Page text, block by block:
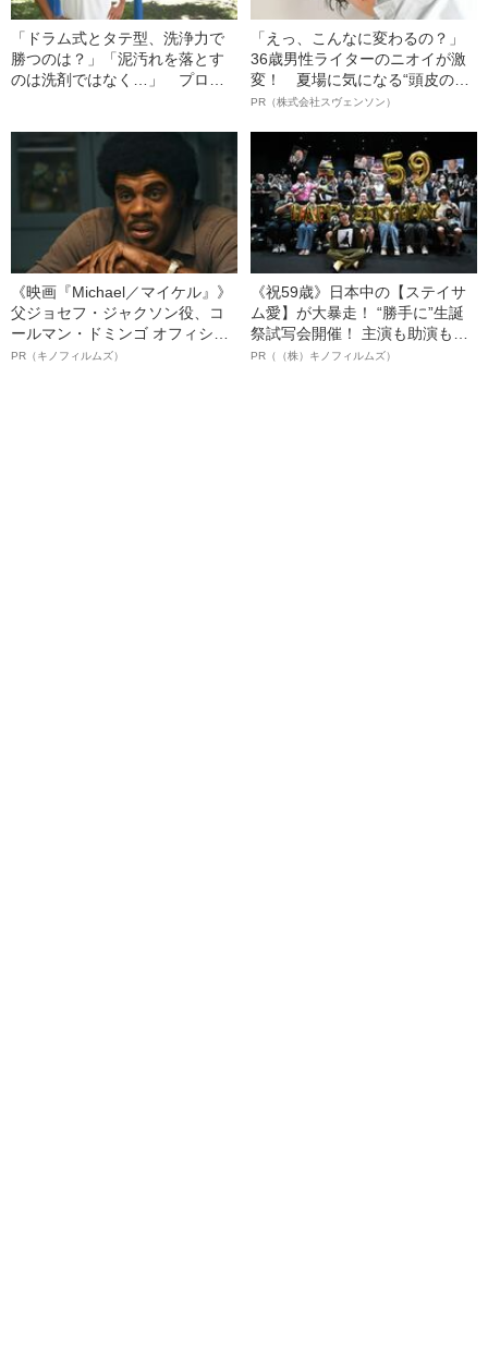
「ドラム式とタテ型、洗浄力で
勝つのは？」「泥汚れを落とす
のは洗剤ではなく…」 プロが
「えっ、こんなに変わるの？」
36歳男性ライターのニオイが激
変！ 夏場に気になる“頭皮のニ
オイ”や“ベタつき”を解消す
ト”が生み出した徹底ケアとは
PR（株式会社スヴェンソン）
《映画『Michael／マイケル』》
父ジョセフ・ジャクソン役、コ
ールマン・ドミンゴ オフィシャ
ルインタビュー“観客を魅了した
PR（キノフィルムズ）
《祝59歳》日本中の【ステイサ
ム愛】が大暴走！ “勝手に”生誕
祭試写会開催！ 主演も助演も全
部ステイサム！「ステサミー
PR（（株）キノフィルムズ）